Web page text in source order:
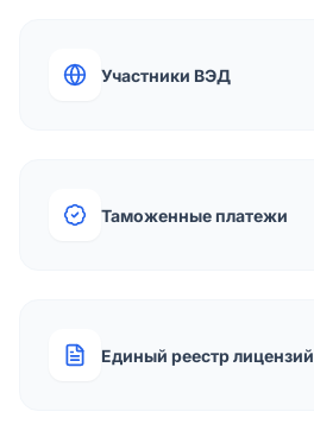
Участники ВЭД
Таможенные платежи
Единый реестр лицензий